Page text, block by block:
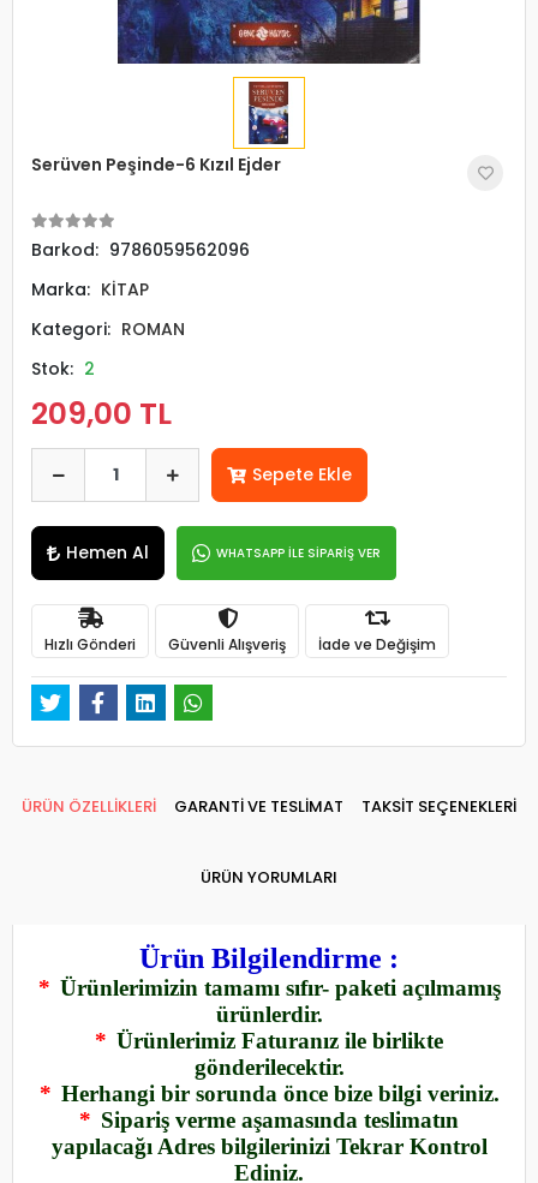
Serüven Peşinde-6 Kızıl Ejder
Barkod: 9786059562096
Marka: KİTAP
Kategori: ROMAN
Stok: 2
209,00 TL
Sepete Ekle
Hemen Al WHATSAPP İLE SİPARİŞ VER
Hızlı Gönderi Güvenli Alışveriş İade ve Değişim
ÜRÜN ÖZELLİKLERİ GARANTİ VE TESLİMAT TAKSİT SEÇENEKLERİ
ÜRÜN YORUMLARI
Ürün Bilgilendirme :
* Ürünlerimizin tamamı sıfır- paketi açılmamış
ürünlerdir.
* Ürünlerimiz Faturanız ile birlikte
gönderilecektir.
* Herhangi bir sorunda önce bize bilgi veriniz.
* Sipariş verme aşamasında teslimatın
yapılacağı Adres bilgilerinizi Tekrar Kontrol
Ediniz.